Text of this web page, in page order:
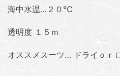
海中水温…２０℃
透明度 １５ｍ
オススメスーツ… ドライｏｒ